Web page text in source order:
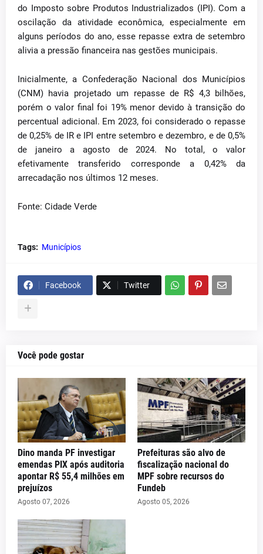
do Imposto sobre Produtos Industrializados (IPI). Com a
oscilação da atividade econômica, especialmente em
alguns períodos do ano, esse repasse extra de setembro
alivia a pressão financeira nas gestões municipais.
Inicialmente, a Confederação Nacional dos Municípios
(CNM) havia projetado um repasse de R$ 4,3 bilhões,
porém o valor final foi 19% menor devido à transição do
percentual adicional. Em 2023, foi considerado o repasse
de 0,25% de IR e IPI entre setembro e dezembro, e de 0,5%
de janeiro a agosto de 2024. No total, o valor
efetivamente transferido corresponde a 0,42% da
arrecadação nos últimos 12 meses.
Fonte: Cidade Verde
Tags: Municípios
Facebook Twitter
Você pode gostar
Dino manda PF investigar
emendas PIX após auditoria
apontar R$ 55,4 milhões em
prejuízos
Agosto 07, 2026
Prefeituras são alvo de
fiscalização nacional do
MPF sobre recursos do
Fundeb
Agosto 05, 2026